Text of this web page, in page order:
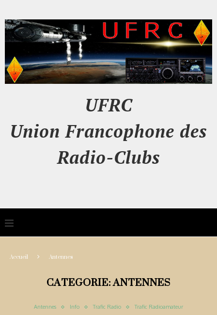
UFRC
Union Francophone des
Radio-Clubs
Accueil Antennes
CATEGORIE:ANTENNES
Antennes Info Trafic Radio Trafic Radioamateur